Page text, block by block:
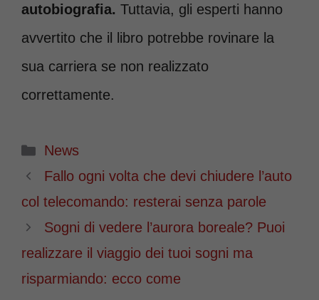
autobiografia. Tuttavia, gli esperti hanno
avvertito che il libro potrebbe rovinare la
sua carriera se non realizzato
correttamente.
Categorie
News
Fallo ogni volta che devi chiudere l’auto
col telecomando: resterai senza parole
Sogni di vedere l’aurora boreale? Puoi
realizzare il viaggio dei tuoi sogni ma
risparmiando: ecco come